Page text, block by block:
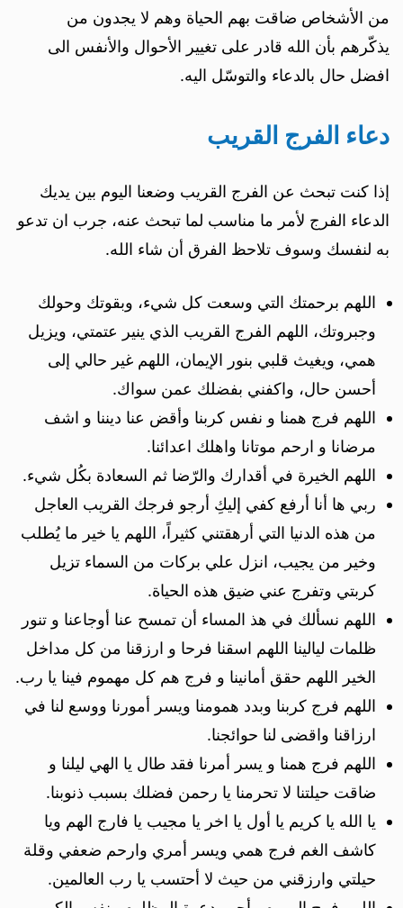
من الأشخاص ضاقت بهم الحياة وهم لا يجدون من
يذكّرهم بأن الله قادر على تغيير الأحوال والأنفس الى
افضل حال بالدعاء والتوسّل اليه.
دعاء الفرج القريب
إذا كنت تبحث عن الفرج القريب وضعنا اليوم بين يديك
الدعاء الفرج لأمر ما مناسب لما تبحث عنه، جرب ان تدعو
به لنفسك وسوف تلاحظ الفرق أن شاء الله.
اللهم برحمتك التي وسعت كل شيء، وبقوتك وحولك
وجبروتك، اللهم الفرج القريب الذي ينير عتمتي، ويزيل
همي، ويغيث قلبي بنور الإيمان، اللهم غير حالي إلى
أحسن حال، واكفني بفضلك عمن سواك.
اللهم فرج همنا و نفس كربنا وأقض عنا ديننا و اشف
مرضانا و ارحم موتانا واهلك اعدائنا.
اللهم الخيرة في أقدارك والرّضا ثم السعادة بكُل شيء.
ربي ها أنا أرفع كفي إليكِ أرجو فرجك القريب العاجل
من هذه الدنيا التي أرهقتني كثيراً، اللهم يا خير ما يُطلب
وخير من يجيب، انزل علي بركات من السماء تزيل
كربتي وتفرج عني ضيق هذه الحياة.
اللهم نسألك في هذ المساء أن تمسح عنا أوجاعنا و تنور
ظلمات ليالينا اللهم اسقنا فرحا و ارزقنا من كل مداخل
الخير اللهم حقق أمانينا و فرج هم كل مهموم فينا يا رب.
اللهم فرج كربنا وبدد همومنا ويسر أمورنا ووسع لنا في
ارزاقنا واقضى لنا حوائجنا.
اللهم فرج همنا و يسر أمرنا فقد طال يا الهي ليلنا و
ضاقت حيلتنا لا تحرمنا يا رحمن فضلك بسبب ذنوبنا.
يا الله يا كريم يا أول يا اخر يا مجيب يا فارج الهم ويا
كاشف الغم فرج همي ويسر أمري وارحم ضعفي وقلة
حيلتي وارزقني من حيث لا أحتسب يا رب العالمين.